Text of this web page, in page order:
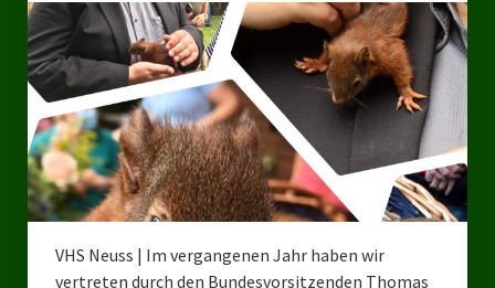
VHS Neuss | Im vergangenen Jahr haben wir
vertreten durch den Bundesvorsitzenden Thomas